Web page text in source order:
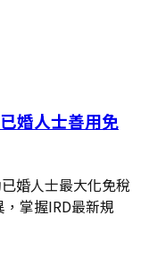
婚人士善用免
婚人士最大化免稅
掌握IRD最新規